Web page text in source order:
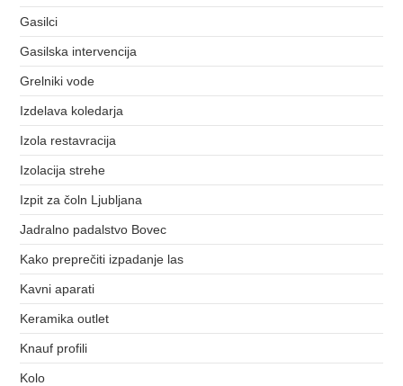
Gasilci
Gasilska intervencija
Grelniki vode
Izdelava koledarja
Izola restavracija
Izolacija strehe
Izpit za čoln Ljubljana
Jadralno padalstvo Bovec
Kako preprečiti izpadanje las
Kavni aparati
Keramika outlet
Knauf profili
Kolo